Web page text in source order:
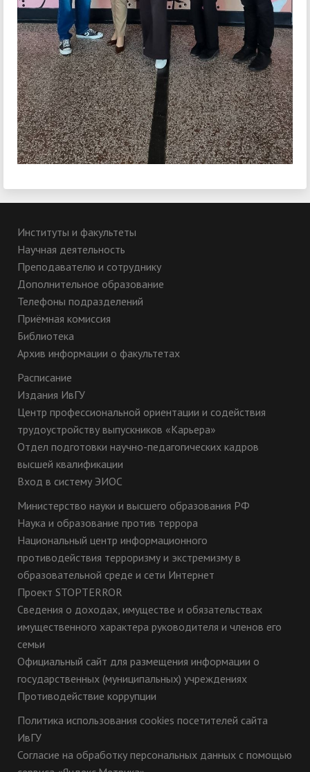
Институты и факультеты
Научная деятельность
Преподавателю и сотруднику
Дополнительное образование
Телефоны подразделений
Приёмная комиссия
Библиотека
Архив информации о факультетах
Расписание
Издания ИвГУ
Центр профессиональной ориентации и содействия
трудоустройству выпускников «Карьера»
Отдел подготовки научно-педагогических кадров
высшей квалификации
Вход в систему ЭИОС
Министерство науки и высшего образования РФ
Наука и образование против террора
Национальный центр информационного
противодействия терроризму и экстремизму в
образовательной среде и сети Интернет
Проект STOPTERROR
Сведения о доходах, имуществе и обязательствах
имущественного характера руководителя и членов его
семьи
Официальный сайт для размещения информации о
государственных (муниципальных) учреждениях
Противодействие коррупции
Политика использования cookies посетителей сайта
ИвГУ
Согласие на обработку персональных данных с помощью